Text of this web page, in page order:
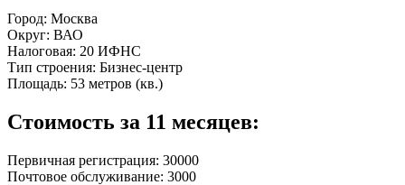
Город: Москва
Округ: ВАО
Налоговая: 20 ИФНС
Тип строения: Бизнес-центр
Площадь: 53 метров (кв.)
Стоимость за 11 месяцев:
Первичная регистрация: 30000
Почтовое обслуживание: 3000